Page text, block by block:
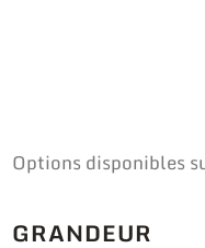
Options disponibles
GRANDEUR